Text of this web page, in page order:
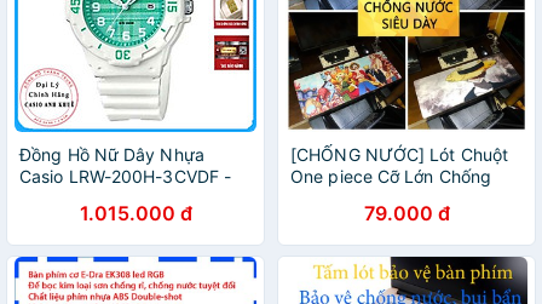
Đồng Hồ Nữ Dây Nhựa
Casio LRW-200H-3CVDF -
1.015.000 đ
[CHỐNG NƯỚC] Lót Chuột
One piece Cỡ Lớn Chống
79.000 đ